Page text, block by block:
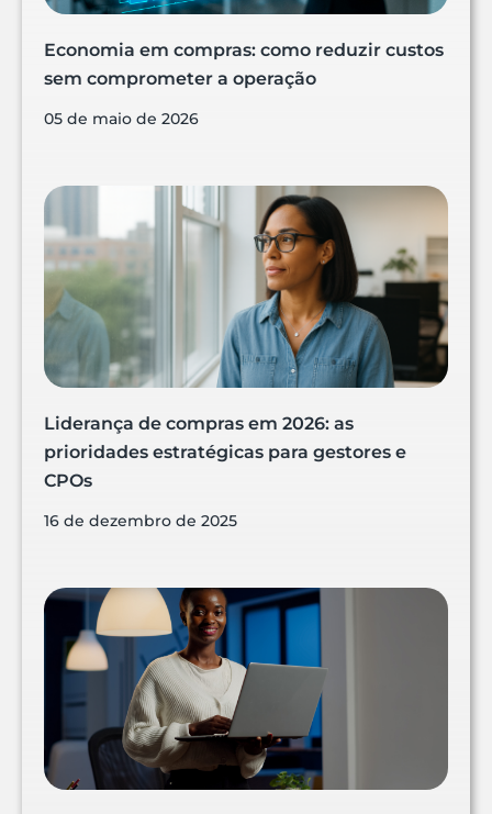
Economia em compras: como reduzir custos
sem comprometer a operação
05 de maio de 2026
Liderança de compras em 2026: as
prioridades estratégicas para gestores e
CPOs
16 de dezembro de 2025